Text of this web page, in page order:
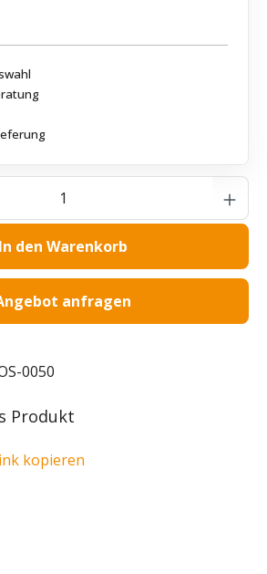
Gib den gewünschten
In den Warenkorb
anfragen
0050
Produkt
kopieren